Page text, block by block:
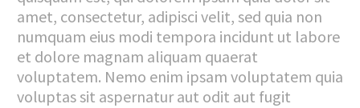
amet, consectetur, adipisci velit, sed quia non
numquam eius modi tempora incidunt ut labore
et dolore magnam aliquam quaerat
voluptatem. Nemo enim ipsam voluptatem quia
voluptas sit aspernatur aut odit aut fugit